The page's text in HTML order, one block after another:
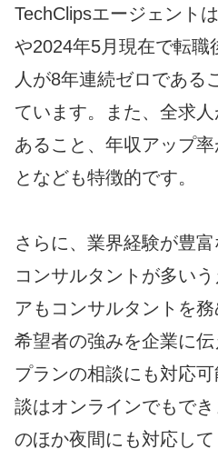
TechClipsエージェント
や2024年5月現在で転職
人が8年連続ゼロである
ています。また、全求
あること、年収アップ
となども特徴的です。
さらに、業界経験が豊
コンサルタントが多い
アもコンサルタントを
希望者の強みを企業に
プランの相談にも対応
談はオンラインでもで
のほか夜間にも対応し